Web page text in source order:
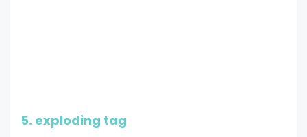
5. exploding tag